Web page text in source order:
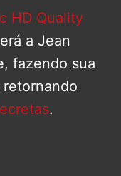
HD Quality
a Jean
fazendo sua
retornando
.